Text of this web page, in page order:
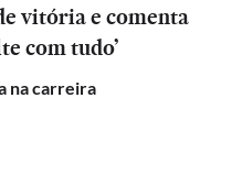
vitória e comenta
com tudo’
na carreira